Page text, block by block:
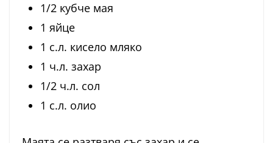
1/2 кубче мая
1 яйце
1 с.л. кисело мляко
1 ч.л. захар
1/2 ч.л. сол
1 с.л. олио